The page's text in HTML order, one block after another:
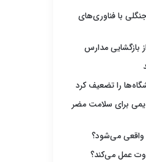
با فناوری‌های
را تضعیف کرد
برای سلامت مضر
می‌شود؟
عمل می‌کند؟